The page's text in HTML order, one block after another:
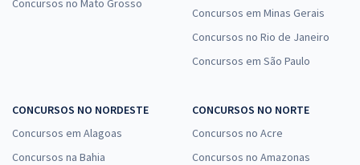
Concursos no Mato Grosso
Concursos em Minas Gerais
Concursos no Rio de Janeiro
Concursos em São Paulo
CONCURSOS NO NORDESTE
Concursos em Alagoas
Concursos na Bahia
CONCURSOS NO NORTE
Concursos no Acre
Concursos no Amazonas